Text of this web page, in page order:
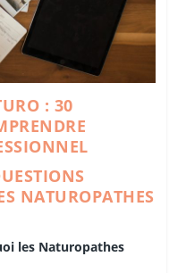
: 30
NATUROPATHES
les Naturopathes